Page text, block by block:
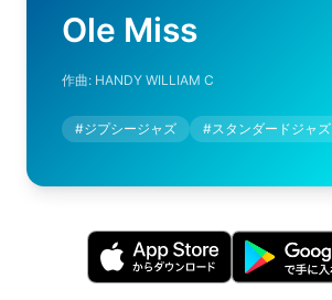
Ole Miss
作曲: HANDY WILLIAM C
#ジプシージャズ #スタンダードジャズ